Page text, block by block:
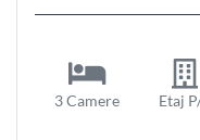
3 Camere Etaj